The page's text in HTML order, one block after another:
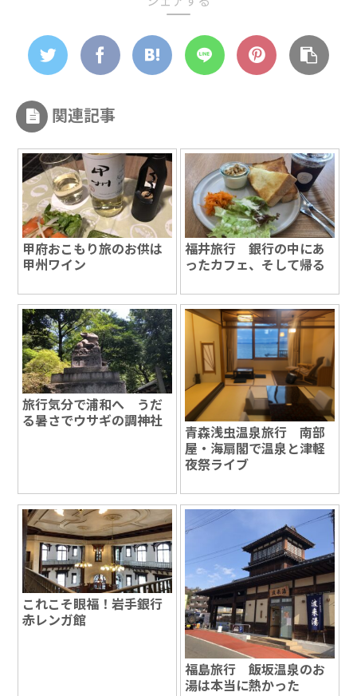
関連記事
甲府おこもり旅のお供は
甲州ワイン
福井旅行 銀行の中にあ
ったカフェ、そして帰る
旅行気分で浦和へ うだ
る暑さでウサギの調神社
青森浅虫温泉旅行 南部
屋・海扇閣で温泉と津軽
夜祭ライブ
これこそ眼福！岩手銀行
赤レンガ館
福島旅行 飯坂温泉のお
湯は本当に熱かった